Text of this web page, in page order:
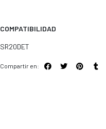
COMPATIBILIDAD
SR20DET
Compartir en: